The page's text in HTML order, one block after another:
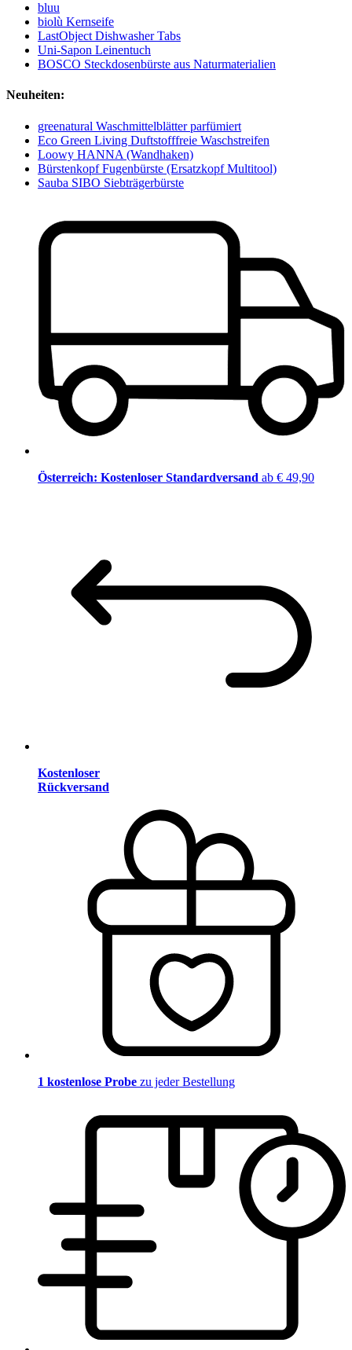
bluu
biolù Kernseife
LastObject Dishwasher Tabs
Uni-Sapon Leinentuch
BOSCO Steckdosenbürste aus Naturmaterialien
Neuheiten:
greenatural Waschmittelblätter parfümiert
Eco Green Living Duftstofffreie Waschstreifen
Loowy HANNA (Wandhaken)
Bürstenkopf Fugenbürste (Ersatzkopf Multitool)
Sauba SIBO Siebträgerbürste
Österreich: Kostenloser Standardversand ab € 49,90
Kostenloser
Rückversand
1 kostenlose Probe zu jeder Bestellung